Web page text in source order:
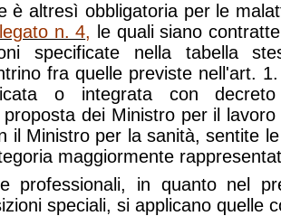
è altresì obbligatoria per le
n. 4, le quali siano
specificate nella tabella
fra quelle previste nell'art.
o integrata con
proposta dei Ministro per il
il Ministro per la sanità, sentite
maggiormente
professionali, in quanto nel
speciali, si applicano quelle